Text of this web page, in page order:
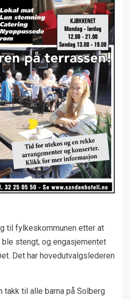
til fylkeskommunen etter at
stengt, og engasjementet
Det har hovedutvalgslederen
til alle barna på Solberg